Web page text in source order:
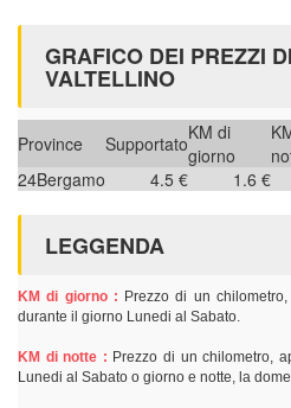
GRAFICO DEI PREZZI
VALTELLINO
Province SupportatoKM di
giorno
24Bergamo 4.5 € 1.6 €
LEGGENDA
KM di giorno : Prezzo di un
durante il giorno Lunedi al Sabato.
KM di notte : Prezzo di un chilometro,
Lunedi al Sabato o giorno e notte, la